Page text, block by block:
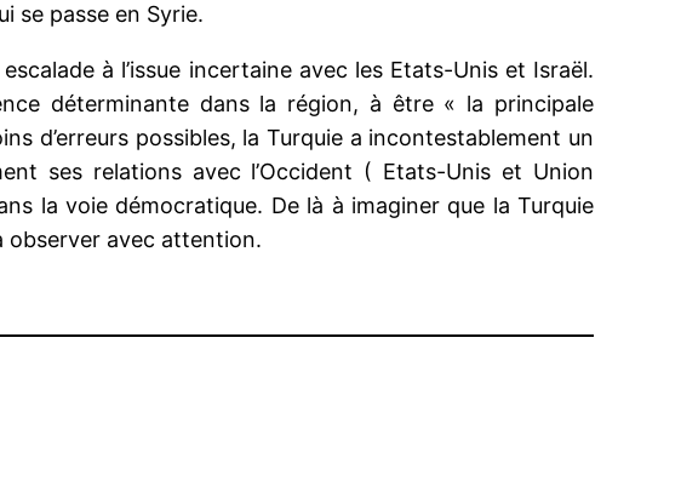
se passe en Syrie.
à l’issue incertaine avec les Etats-Unis et Israël.
déterminante dans la région, à être « la principale
d’erreurs possibles, la Turquie a incontestablement un
ses relations avec l’Occident ( Etats-Unis et Union
la voie démocratique. De là à imaginer que la Turquie
observer avec attention.